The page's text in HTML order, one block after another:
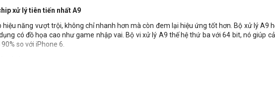
xử lý tiên tiến nhất A9
năng vượt trội, không chỉ nhanh hơn mà còn đem lại hiệu ứng tốt hơn. Bộ xử lý
có đồ họa cao như game nhập vai. Bộ vi xử lý A9 thế hệ thứ ba với 64 bit, nó giúp
so với iPhone 6.